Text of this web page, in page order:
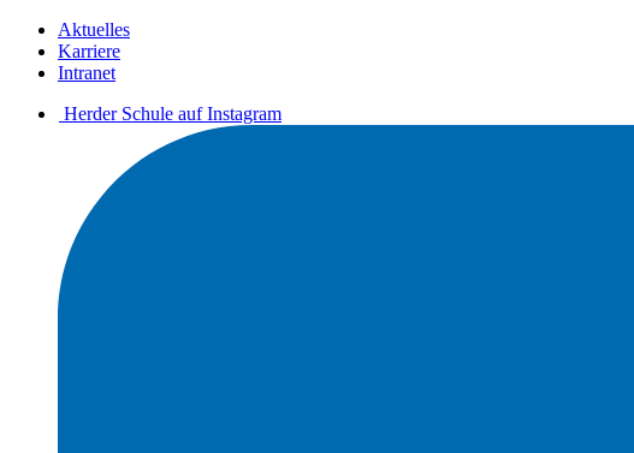
Aktuelles
Karriere
Intranet
Herder Schule auf Instagram